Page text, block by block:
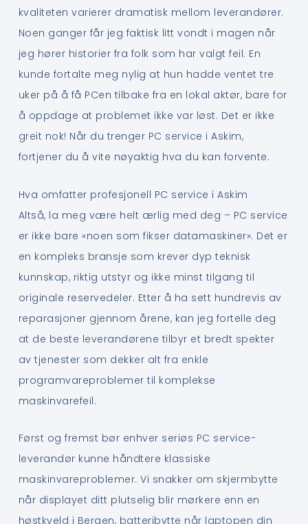
kvaliteten varierer dramatisk mellom leverandører.
Noen ganger får jeg faktisk litt vondt i magen når
jeg hører historier fra folk som har valgt feil. En
kunde fortalte meg nylig at hun hadde ventet tre
uker på å få PCen tilbake fra en lokal aktør, bare for
å oppdage at problemet ikke var løst. Det er ikke
greit nok! Når du trenger PC service i Askim,
fortjener du å vite nøyaktig hva du kan forvente.
Hva omfatter profesjonell PC service i Askim
Altså, la meg være helt ærlig med deg – PC service
er ikke bare «noen som fikser datamaskiner». Det er
en kompleks bransje som krever dyp teknisk
kunnskap, riktig utstyr og ikke minst tilgang til
originale reservedeler. Etter å ha sett hundrevis av
reparasjoner gjennom årene, kan jeg fortelle deg
at de beste leverandørene tilbyr et bredt spekter
av tjenester som dekker alt fra enkle
programvareproblemer til komplekse
maskinvarefeil.
Først og fremst bør enhver seriøs PC service-
leverandør kunne håndtere klassiske
maskinvareproblemer. Vi snakker om skjermbytte
når displayet ditt plutselig blir mørkere enn en
høstkveld i Bergen, batteribytte når laptopen din